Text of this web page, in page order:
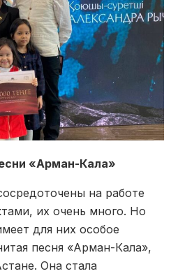
«Арман-Кала»
на работе
их очень много. Но
для них особое
песня «Арман-Кала»,
Она стала